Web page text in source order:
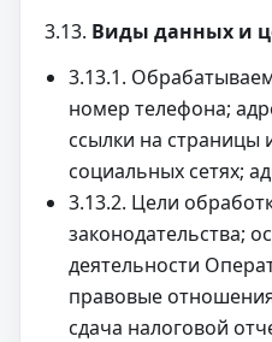
3.13. Виды данных и
3.13.1.
номер телефона;
ссылки на страницы
социальных сетях;
3.13.2. Цели
законодательства;
деятельности
правовые
сдача налоговой